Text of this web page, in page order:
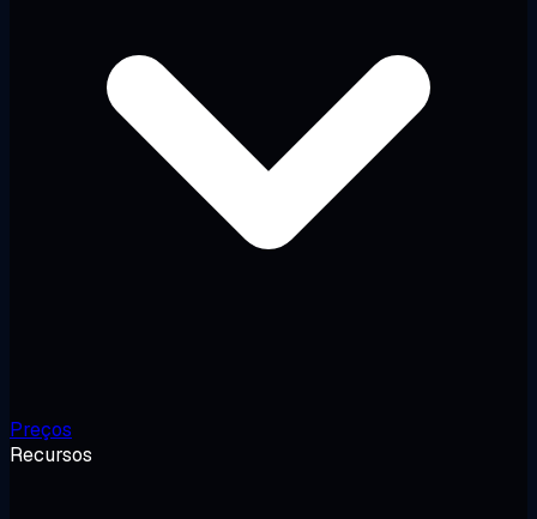
Preços
Recursos